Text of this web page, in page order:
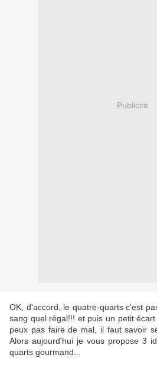
Publicité
OK, d'accord, le quatre-quarts c'est
sang quel régal!!! et puis un petit
peux pas faire de mal, il faut savoir
Alors aujourd'hui je vous propose 3
quarts gourmand...